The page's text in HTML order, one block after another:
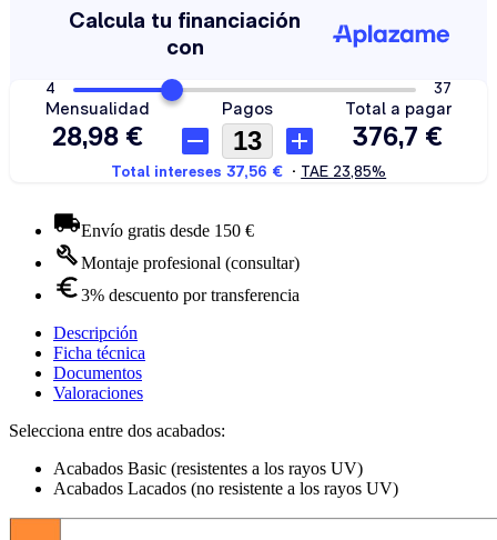
Envío gratis desde 150 €
Montaje profesional (consultar)
3% descuento por transferencia
Descripción
Ficha técnica
Documentos
Valoraciones
Selecciona entre dos acabados:
Acabados Basic (resistentes a los rayos UV)
Acabados Lacados (no resistente a los rayos UV)